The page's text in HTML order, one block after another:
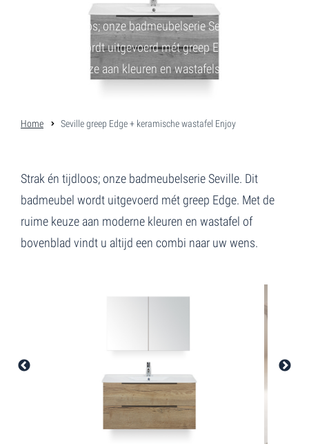
Strak én tijdloos; onze badmeubelserie Seville. Dit
badmeubel wordt uitgevoerd mét greep Edge en heeft
een ruime keuze aan kleuren en wastafels.
Home Seville greep Edge + keramische wastafel Enjoy
Strak én tijdloos; onze badmeubelserie Seville. Dit
badmeubel wordt uitgevoerd mét greep Edge. Met de
ruime keuze aan moderne kleuren en wastafel of
bovenblad vindt u altijd een combi naar uw wens.